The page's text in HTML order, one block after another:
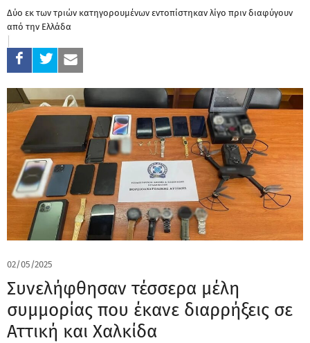
Δύο εκ των τριών κατηγορουμένων εντοπίστηκαν λίγο πριν διαφύγουν
από την Ελλάδα
02/05/2025
Συνελήφθησαν τέσσερα μέλη
συμμορίας που έκανε διαρρήξεις σε
Αττική και Χαλκίδα